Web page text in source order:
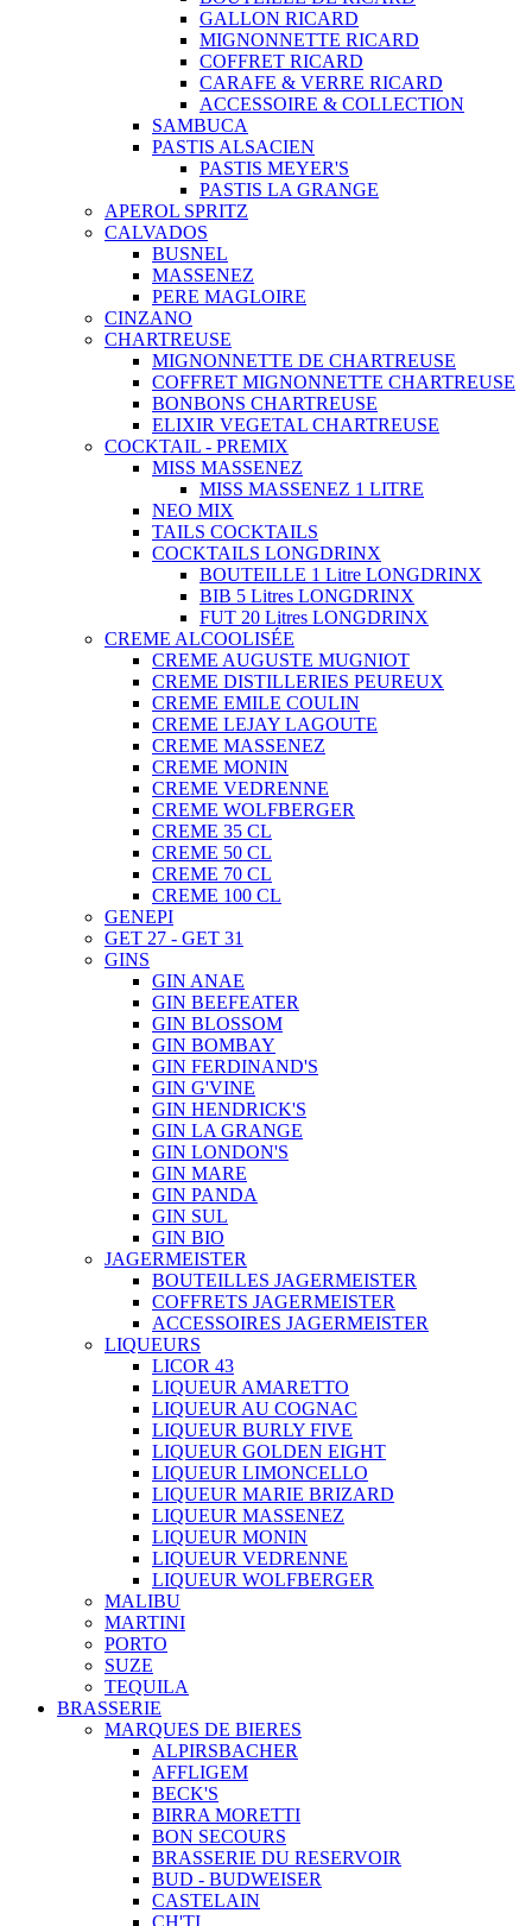
GALLON RICARD
MIGNONNETTE RICARD
COFFRET RICARD
CARAFE & VERRE RICARD
ACCESSOIRE & COLLECTION
SAMBUCA
PASTIS ALSACIEN
PASTIS MEYER'S
PASTIS LA GRANGE
APEROL SPRITZ
CALVADOS
BUSNEL
MASSENEZ
PERE MAGLOIRE
CINZANO
CHARTREUSE
MIGNONNETTE DE CHARTREUSE
COFFRET MIGNONNETTE CHARTREUSE
BONBONS CHARTREUSE
ELIXIR VEGETAL CHARTREUSE
COCKTAIL - PREMIX
MISS MASSENEZ
MISS MASSENEZ 1 LITRE
NEO MIX
TAILS COCKTAILS
COCKTAILS LONGDRINX
BOUTEILLE 1 Litre LONGDRINX
BIB 5 Litres LONGDRINX
FUT 20 Litres LONGDRINX
CREME ALCOOLISÉE
CREME AUGUSTE MUGNIOT
CREME DISTILLERIES PEUREUX
CREME EMILE COULIN
CREME LEJAY LAGOUTE
CREME MASSENEZ
CREME MONIN
CREME VEDRENNE
CREME WOLFBERGER
CREME 35 CL
CREME 50 CL
CREME 70 CL
CREME 100 CL
GENEPI
GET 27 - GET 31
GINS
GIN ANAE
GIN BEEFEATER
GIN BLOSSOM
GIN BOMBAY
GIN FERDINAND'S
GIN G'VINE
GIN HENDRICK'S
GIN LA GRANGE
GIN LONDON'S
GIN MARE
GIN PANDA
GIN SUL
GIN BIO
JAGERMEISTER
BOUTEILLES JAGERMEISTER
COFFRETS JAGERMEISTER
ACCESSOIRES JAGERMEISTER
LIQUEURS
LICOR 43
LIQUEUR AMARETTO
LIQUEUR AU COGNAC
LIQUEUR BURLY FIVE
LIQUEUR GOLDEN EIGHT
LIQUEUR LIMONCELLO
LIQUEUR MARIE BRIZARD
LIQUEUR MASSENEZ
LIQUEUR MONIN
LIQUEUR VEDRENNE
LIQUEUR WOLFBERGER
MALIBU
MARTINI
PORTO
SUZE
TEQUILA
BRASSERIE
MARQUES DE BIERES
ALPIRSBACHER
AFFLIGEM
BECK'S
BIRRA MORETTI
BON SECOURS
BRASSERIE DU RESERVOIR
BUD - BUDWEISER
CASTELAIN
CH'TI